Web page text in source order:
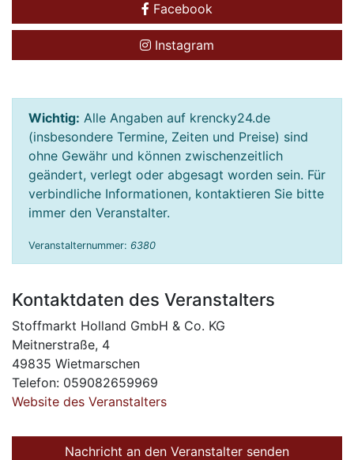
Facebook
Instagram
Wichtig: Alle Angaben auf krencky24.de
(insbesondere Termine, Zeiten und Preise) sind
ohne Gewähr und können zwischenzeitlich
geändert, verlegt oder abgesagt worden sein. Für
verbindliche Informationen, kontaktieren Sie bitte
immer den Veranstalter.
Veranstalternummer: 6380
Kontaktdaten des Veranstalters
Stoffmarkt Holland GmbH & Co. KG
Meitnerstraße, 4
49835 Wietmarschen
Telefon: 059082659969
Website des Veranstalters
Nachricht an den Veranstalter senden